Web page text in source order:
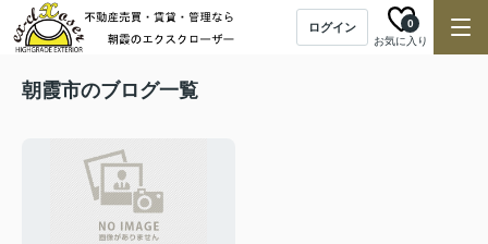
ログイン
お気に入り
0
朝霞市のブログ一覧